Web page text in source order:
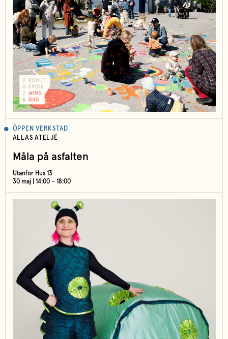
ÖPPEN VERKSTAD
ALLAS ATELJÉ
Måla på asfalten
Utanför Hus 13
30 maj | 14:00 – 18:00